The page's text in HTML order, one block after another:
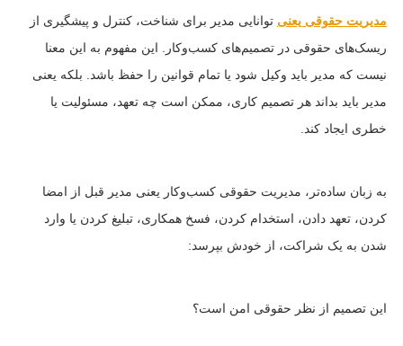
مدیریت حقوقی یعنی توانایی مدیر برای شناخت، کنترل و پیشگیری از
ریسک‌های حقوقی در تصمیم‌های کسب‌وکار. این مفهوم به این معنا
نیست که مدیر باید وکیل شود یا تمام قوانین را حفظ باشد. بلکه یعنی
مدیر باید بداند هر تصمیم کاری، ممکن است چه تعهد، مسئولیت یا
خطری ایجاد کند.
به زبان ساده‌تر، مدیریت حقوقی کسب‌وکار یعنی مدیر قبل از امضا
کردن، تعهد دادن، استخدام کردن، فسخ همکاری، تبلیغ کردن یا وارد
شدن به یک شراکت، از خودش بپرسد:
این تصمیم از نظر حقوقی امن است؟